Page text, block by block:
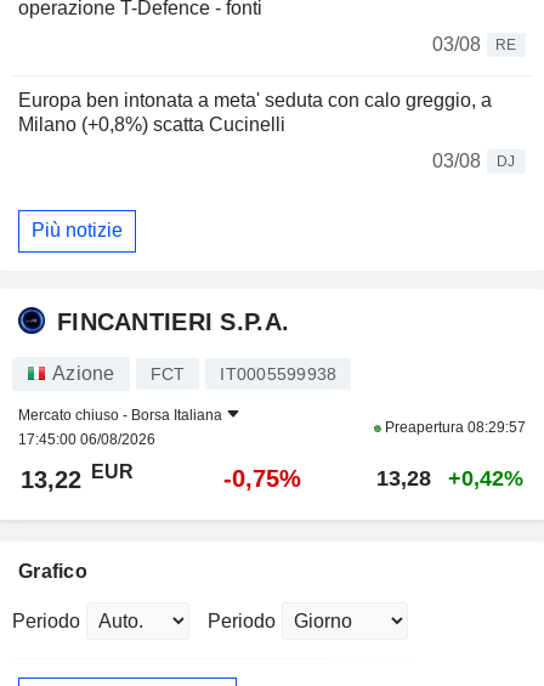
operazione T-Defence - fonti
03/08
RE
Europa ben intonata a meta' seduta con calo greggio, a
Milano (+0,8%) scatta Cucinelli
03/08
DJ
Più notizie
FINCANTIERI S.P.A.
Azione FCT IT0005599938
Mercato chiuso - Borsa Italiana
17:45:00 06/08/2026
Preapertura 08:29:57
13,22 EUR -0,75% 13,28 +0,42%
Grafico
Periodo Periodo